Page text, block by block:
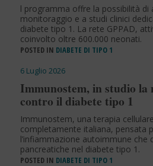
l programma offre la possibilità di
monitoraggio e a studi clinici
diabete tipo 1. La rete GPPAD,
coinvolto oltre 600.000 neonati.
POSTED IN DIABETE DI TIPO 1
6 Luglio 2026
Immunostem, in studio
contro il diabete tipo 1
Immunostem, una terapia
completamente italiana, pensata
l’infiammazione autoimmune che
pancreatiche nel diabete tipo 1.
POSTED IN DIABETE DI TIPO 1